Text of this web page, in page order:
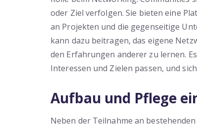
oder Ziel verfolgen. Sie bieten eine
an Projekten und die gegenseitige
kann dazu beitragen, das eigene
den Erfahrungen anderer zu lernen.
Interessen und Zielen passen, und
Aufbau und Pflege
Neben der Teilnahme an